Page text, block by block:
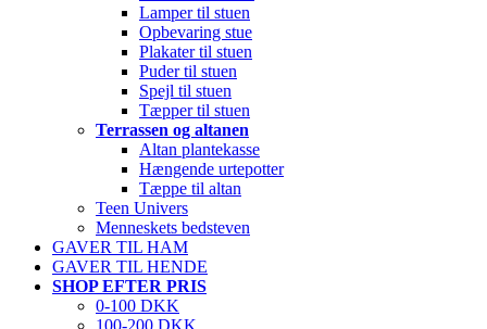
Lamper til stuen
Opbevaring stue
Plakater til stuen
Puder til stuen
Spejl til stuen
Tæpper til stuen
Terrassen og altanen
Altan plantekasse
Hængende urtepotter
Tæppe til altan
Teen Univers
Menneskets bedsteven
GAVER TIL HAM
GAVER TIL HENDE
SHOP EFTER PRIS
0-100 DKK
100-200 DKK